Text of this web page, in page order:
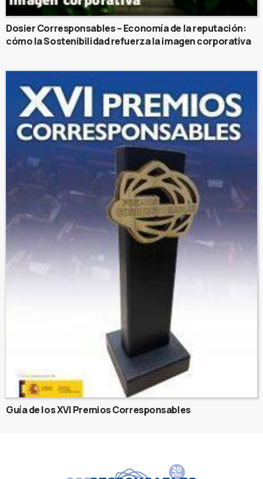
Dosier Corresponsables – Economía de la reputación:
cómo la Sostenibilidad refuerza la imagen corporativa
Guía de los XVI Premios Corresponsables